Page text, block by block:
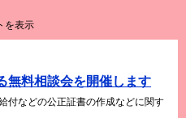
を表示
無料相談会を開催します
付などの公正証書の作成などに関す